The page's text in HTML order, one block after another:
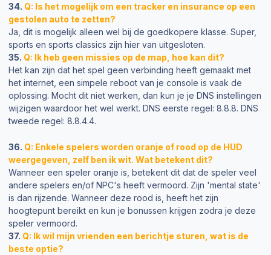
34. Q: Is het mogelijk om een tracker en insurance op een
gestolen auto te zetten?
Ja, dit is mogelijk alleen wel bij de goedkopere klasse. Super,
sports en sports classics zijn hier van uitgesloten.
35. Q: Ik heb geen missies op de map, hoe kan dit?
Het kan zijn dat het spel geen verbinding heeft gemaakt met
het internet, een simpele reboot van je console is vaak de
oplossing. Mocht dit niet werken, dan kun je je DNS instellingen
wijzigen waardoor het wel werkt. DNS eerste regel: 8.8.8. DNS
tweede regel: 8.8.4.4.
36. Q: Enkele spelers worden oranje of rood op de HUD
weergegeven, zelf ben ik wit. Wat betekent dit?
Wanneer een speler oranje is, betekent dit dat de speler veel
andere spelers en/of NPC's heeft vermoord. Zijn 'mental state'
is dan rijzende. Wanneer deze rood is, heeft het zijn
hoogtepunt bereikt en kun je bonussen krijgen zodra je deze
speler vermoord.
37. Q: Ik wil mijn vrienden een berichtje sturen, wat is de
beste optie?